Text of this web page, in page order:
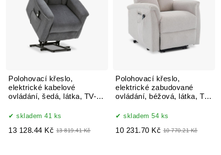
Polohovací křeslo,
elektrické kabelové
ovládání, šedá, látka, TV-
skladem 41 ks
13 128.44 Kč 13 819.41 Kč
Polohovací křeslo,
elektrické zabudované
ovládání, béžová, látka, TV-
skladem 54 ks
10 231.70 Kč 10 770.21 Kč